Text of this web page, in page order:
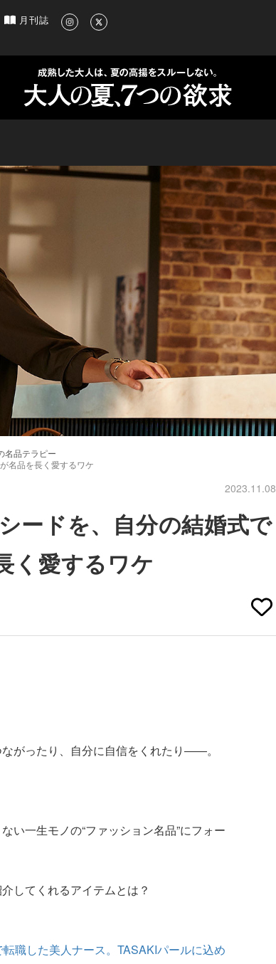
されたライフスタイル情報
月刊誌
名品テラピー
名品を長く愛するワケ
2023.11.08
ードを、自分の結婚式で
く愛するワケ
がったり、自分に自信をくれたり――。
い一生モノの“ファッション名品”にフォー
してくれるアイテムとは？
職した美人ナース。TASAKIパールに込め